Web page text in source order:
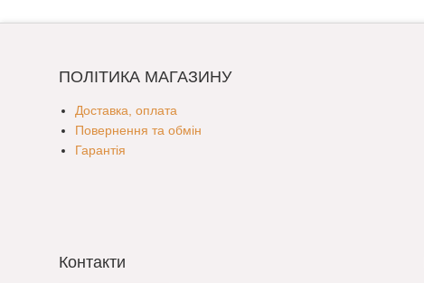
ПОЛІТИКА МАГАЗИНУ
Доставка, оплата
Повернення та обмін
Гарантія
Контакти